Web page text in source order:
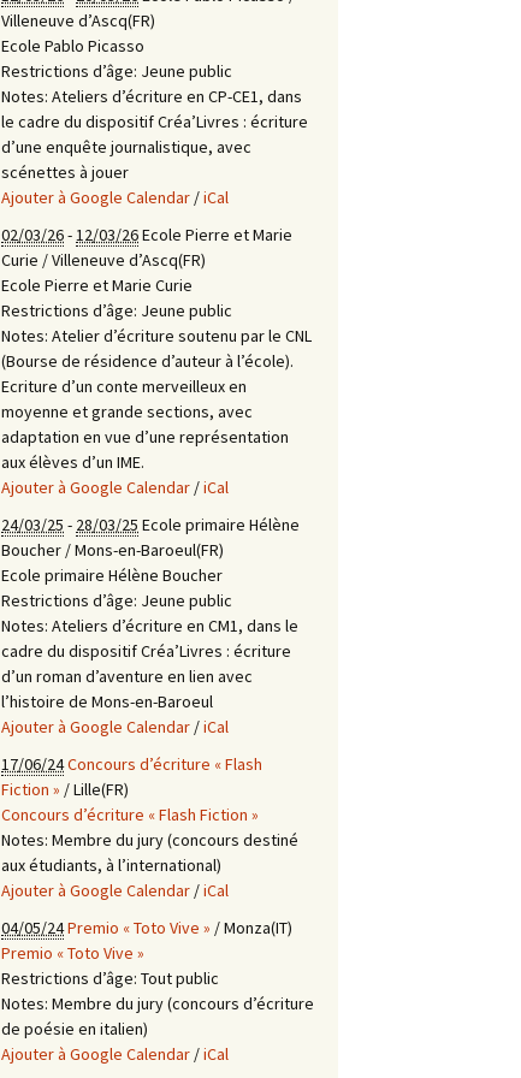
Villeneuve d’Ascq(FR)
Ecole Pablo Picasso
Restrictions d’âge: Jeune public
Notes: Ateliers d’écriture en CP-CE1, dans
le cadre du dispositif Créa’Livres : écriture
d’une enquête journalistique, avec
scénettes à jouer
Ajouter à Google Calendar /iCal
02/03/26-12/03/26Ecole Pierre et Marie
Curie / Villeneuve d’Ascq(FR)
Ecole Pierre et Marie Curie
Restrictions d’âge: Jeune public
Notes: Atelier d’écriture soutenu par le CNL
(Bourse de résidence d’auteur à l’école).
Ecriture d’un conte merveilleux en
moyenne et grande sections, avec
adaptation en vue d’une représentation
aux élèves d’un IME.
Ajouter à Google Calendar /iCal
24/03/25 - 28/03/25 Ecole primaire Hélène
Boucher / Mons-en-Baroeul(FR)
Ecole primaire Hélène Boucher
Restrictions d’âge: Jeune public
Notes: Ateliers d’écriture en CM1, dans le
cadre du dispositif Créa’Livres : écriture
d’un roman d’aventure en lien avec
l’histoire de Mons-en-Baroeul
Ajouter à Google Calendar /iCal
17/06/24Concours d’écriture « Flash
Fiction » / Lille(FR)
Concours d’écriture « Flash Fiction »
Notes: Membre du jury (concours destiné
aux étudiants, à l’international)
Ajouter à Google Calendar /iCal
04/05/24Premio « Toto Vive » / Monza(IT)
Premio « Toto Vive »
Restrictions d’âge: Tout public
Notes: Membre du jury (concours d’écriture
de poésie en italien)
Ajouter à Google Calendar /iCal